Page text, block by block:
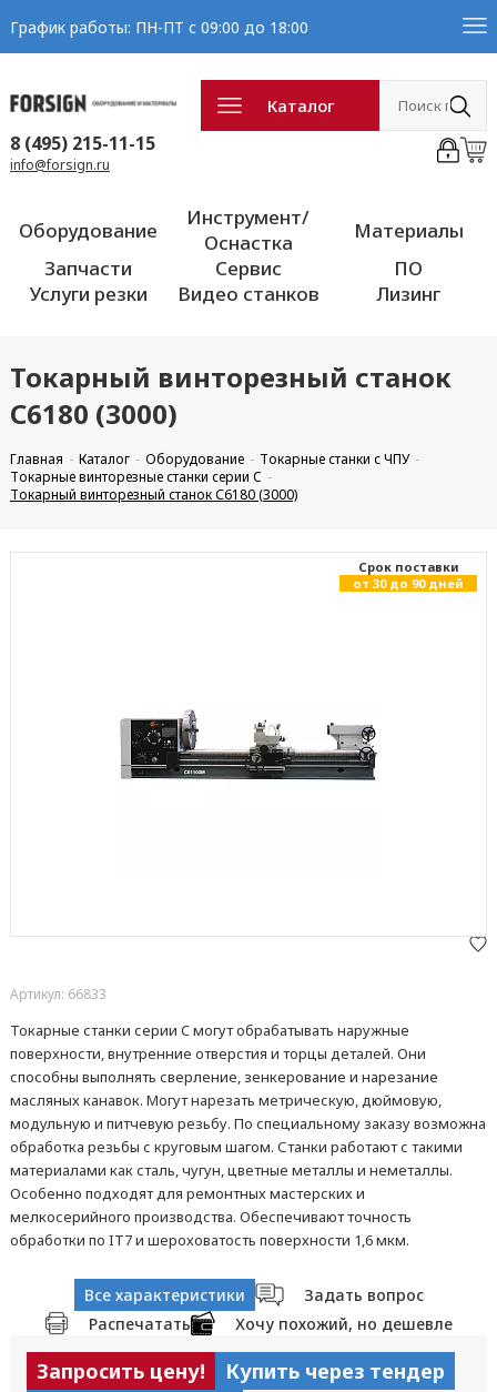
График работы: ПН-ПТ с 09:00 до 18:00
Каталог
8 (495) 215-11-15
info@forsign.ru
Оборудование
Инструмент/
Оснастка
Материалы
Запчасти
Сервис
ПО
Услуги резки
Видео станков Лизинг
Токарный винторезный станок
С6180 (3000)
Главная Каталог Оборудование
Токарные станки с ЧПУ
Токарные винторезные станки серии C
Токарный винторезный станок С6180 (3000)
Cрок поставки
от 30 до 90 дней
Артикул: 66833
Токарные станки серии C могут обрабатывать наружные
поверхности, внутренние отверстия и торцы деталей. Они
способны выполнять сверление, зенкерование и нарезание
масляных канавок. Могут нарезать метрическую, дюймовую,
модульную и питчевую резьбу. По специальному заказу возможна
обработка резьбы с круговым шагом. Станки работают с такими
материалами как сталь, чугун, цветные металлы и неметаллы.
Особенно подходят для ремонтных мастерских и
мелкосерийного производства. Обеспечивают точность
обработки по IT7 и шероховатость поверхности 1,6 мкм.
Все характеристики
Задать вопрос
Распечатать
Хочу похожий, но дешевле
Запросить цену!
Купить через тендер